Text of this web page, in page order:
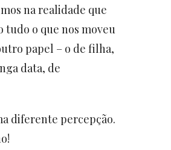
na realidade que
tudo o que nos moveu
papel – o de filha,
data, de
diferente percepção.